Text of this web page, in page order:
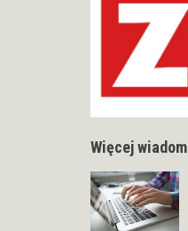
Więcej